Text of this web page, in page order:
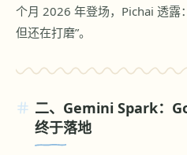
个月 2026 年登场，Pichai 透露
但还在打磨”。
二、Gemini Spark：
终于落地